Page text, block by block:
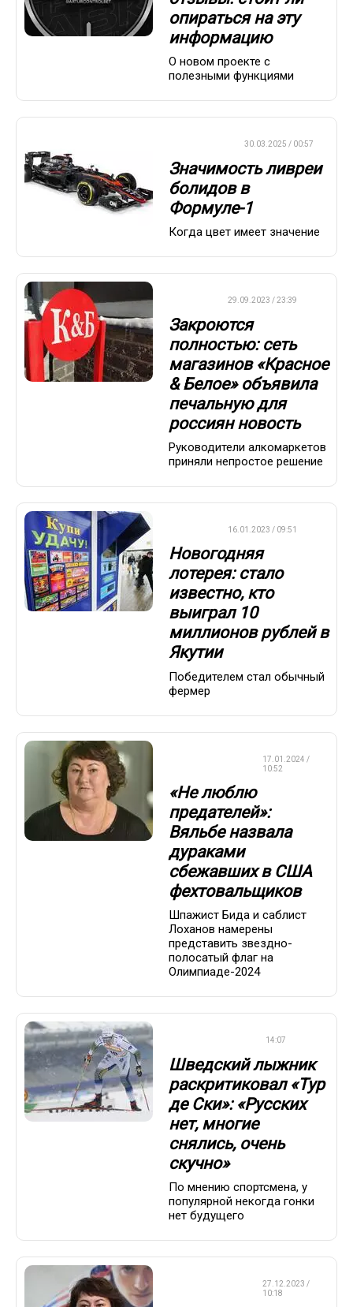
опираться на эту
информацию
О новом проекте с
полезными функциями
30.03.2025 / 00:57
Значимость ливреи
болидов в
Формуле-1
Когда цвет имеет значение
29.09.2023 / 23:39
Закроются
полностью: сеть
магазинов «Красное
& Белое» объявила
печальную для
россиян новость
Руководители алкомаркетов
приняли непростое решение
16.01.2023 / 09:51
Новогодняя
лотерея: стало
известно, кто
выиграл 10
миллионов рублей в
Якутии
Победителем стал обычный
фермер
17.01.2024 /
10:52
«Не люблю
предателей»:
Вяльбе назвала
дураками
сбежавших в США
фехтовальщиков
Шпажист Бида и саблист
Лоханов намерены
представить звездно-
полосатый флаг на
Олимпиаде-2024
14:07
Шведский лыжник
раскритиковал «Тур
де Ски»: «Русских
нет, многие
снялись, очень
скучно»
По мнению спортсмена, у
популярной некогда гонки
нет будущего
27.12.2023 /
10:18